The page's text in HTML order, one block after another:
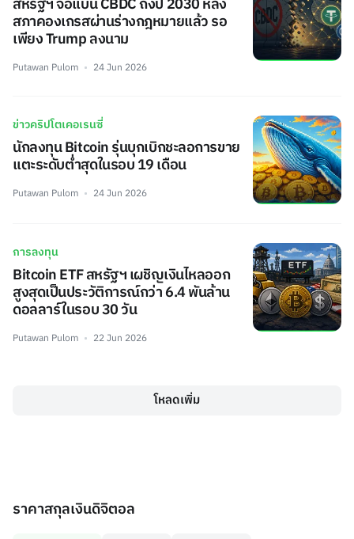
สหรัฐฯ จ่อแบน CBDC ถึงปี 2030 หลัง
สภาคองเกรสผ่านร่างกฎหมายแล้ว รอ
เพียง Trump ลงนาม
Putawan Pulom 24 Jun 2026
ข่าวคริปโตเคอเรนซี่
นักลงทุน Bitcoin รุ่นบุกเบิกชะลอการขาย
แตะระดับต่ำสุดในรอบ 19 เดือน
Putawan Pulom 24 Jun 2026
การลงทุน
Bitcoin ETF สหรัฐฯ เผชิญเงินไหลออก
สูงสุดเป็นประวัติการณ์กว่า 6.4 พันล้าน
ดอลลาร์ในรอบ 30 วัน
Putawan Pulom 22 Jun 2026
โหลดเพิ่ม
ราคาสกุลเงินดิจิตอล